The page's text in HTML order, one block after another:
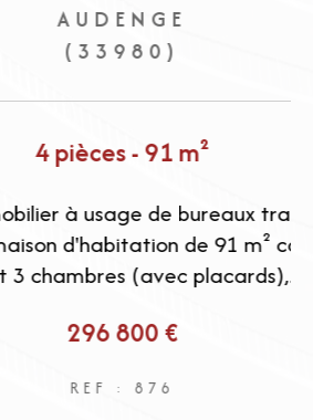
AUDENGE
(33980)
pièces - 91 m²
à usage de bureaux transfo
de 91 m² comp
(avec placards),...
296 800 €
REF : 876